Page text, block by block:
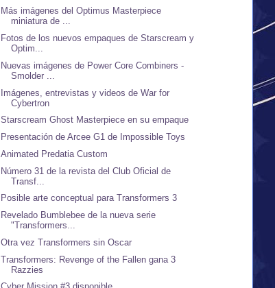
Más imágenes del Optimus Masterpiece
miniatura de ...
Fotos de los nuevos empaques de Starscream y
Optim...
Nuevas imágenes de Power Core Combiners -
Smolder ...
Imágenes, entrevistas y videos de War for
Cybertron
Starscream Ghost Masterpiece en su empaque
Presentación de Arcee G1 de Impossible Toys
Animated Predatia Custom
Número 31 de la revista del Club Oficial de
Transf...
Posible arte conceptual para Transformers 3
Revelado Bumblebee de la nueva serie
"Transformers...
Otra vez Transformers sin Oscar
Transformers: Revenge of the Fallen gana 3
Razzies